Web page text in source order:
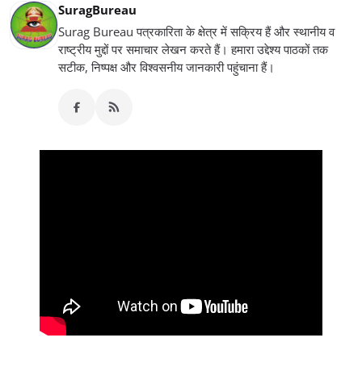
SuragBureau
Surag Bureau पत्रकारिता के क्षेत्र में सक्रिय हैं और स्थानीय व
राष्ट्रीय मुद्दों पर समाचार लेखन करते हैं। हमारा उद्देश्य पाठकों तक
सटीक, निष्पक्ष और विश्वसनीय जानकारी पहुंचाना हैं।